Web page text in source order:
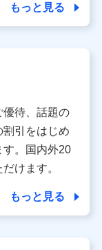
いて個人情報
合がありま
下のとおり個
もっと見る
優待、話題の
引をはじめ
す。国内外20
けます。
もっと見る